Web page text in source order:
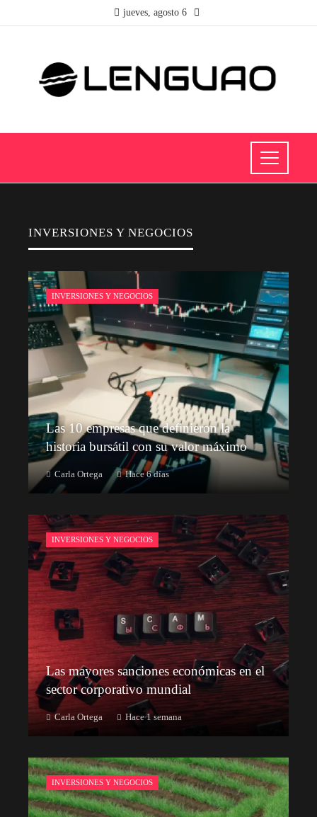
jueves, agosto 6
INVERSIONES Y NEGOCIOS
INVERSIONES Y NEGOCIOS
Las 10 empresas que definieron la
historia bursátil con su valor máximo
Carla Ortega Hace 6 días
INVERSIONES Y NEGOCIOS
Las mayores sanciones económicas en el
sector corporativo mundial
Carla Ortega Hace 1 semana
INVERSIONES Y NEGOCIOS